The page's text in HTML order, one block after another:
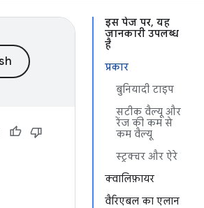
इस पेज पर, यह
जानकारी उपलब्ध
है
प्रकार
बुनियादी टाइप
सटीक वैल्यू और
रेंज की कम से
कम वैल्यू
स्ट्रक्चर और ऐरे
क्वालिफ़ायर
वैरिएबल का एलान